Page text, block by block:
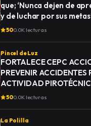
que; ‘Nunca dejen de
y de luchar por sus
500.0K lecturas
Pincel de Luz
FORTALECE CEPC
PREVENIR ACCIDENTES
ACTIVIDAD
500.0K lecturas
La Polilla